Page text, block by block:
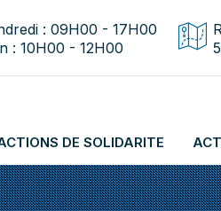
: 09H00 - 17H00
: 10H00 - 12H00
DE SOLIDARITE